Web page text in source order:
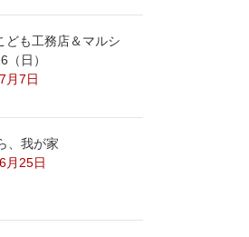
ども工務店＆マルシ
日）
月7日
、我が家
月25日